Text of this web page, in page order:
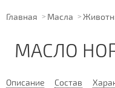
Главная Масла
МАСЛО
Описание Состав